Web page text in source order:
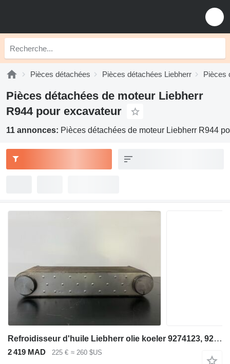
Pièces détachées Pièces détachées Liebherr Pièces
Pièces détachées de moteur Liebherr
R944 pour excavateur
11 annonces: Pièces détachées de moteur Liebherr R944
Refroidisseur d'huile Liebherr olie koeler 9274123, 9267440 pour excavateur Liebherr A974 / P974 / R944 / R954 / R974 / R974B - A 974 / P 974 / R 944 / R 954 / R 974 / R 974 B
2 419 MAD 225 € ≈ 260 $US